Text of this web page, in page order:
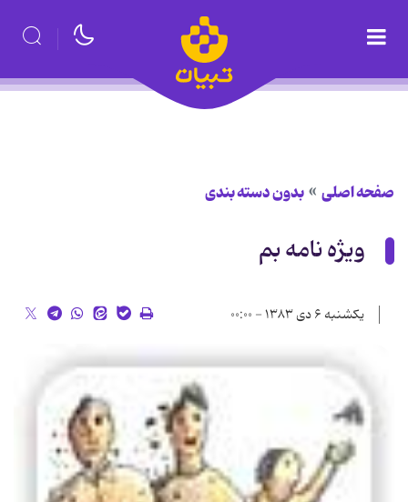
صفحه اصلی بدون دسته بندی
ویژه نامه بم
یکشنبه ۶ دی ۱۳۸۳ - ۰۰:۰۰